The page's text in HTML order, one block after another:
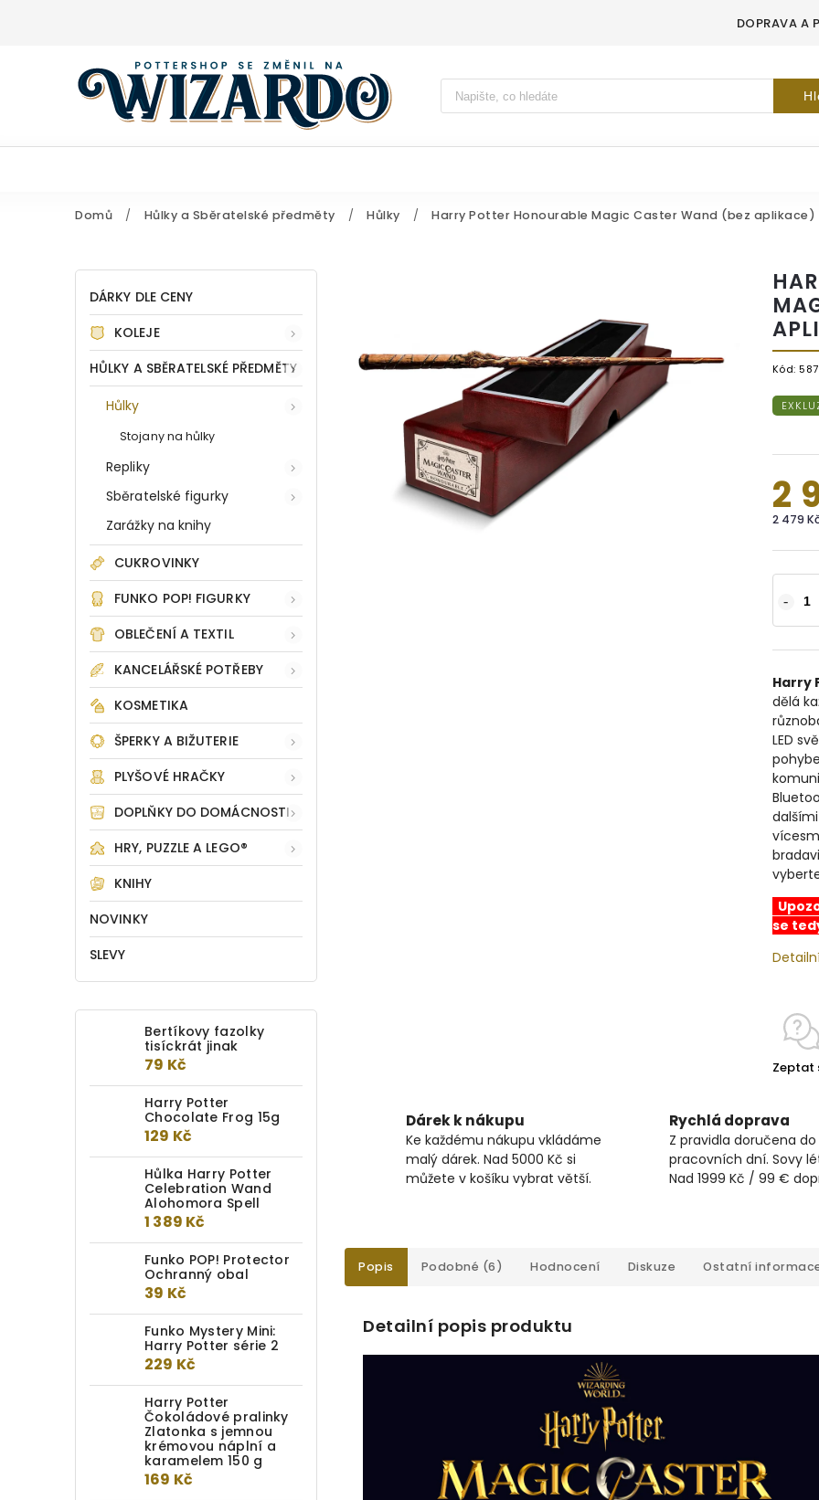
DOPRAVA A
Vyhledávání
Domů / Hůlky a Sběratelské předměty / Hůlky / Harry Potter Honourable Magic Caster Wand (bez aplikace)
DÁRKY DLE CENY
KOLEJE
HŮLKY A SBĚRATELSKÉ PŘEDMĚTY
Hůlky
Stojany na hůlky
Repliky
Sběratelské figurky
Zarážky na knihy
CUKROVINKY
FUNKO POP! FIGURKY
OBLEČENÍ A TEXTIL
KANCELÁŘSKÉ POTŘEBY
KOSMETIKA
ŠPERKY A BIŽUTERIE
PLYŠOVÉ HRAČKY
DOPLŇKY DO DOMÁCNOSTI
HRY, PUZZLE A LEGO®
KNIHY
NOVINKY
SLEVY
Bertíkovy fazolky
tisíckrát jinak
79 Kč
Harry Potter
Chocolate Frog 15g
129 Kč
Hůlka Harry Potter
Celebration Wand
Alohomora Spell
1 389 Kč
Funko POP! Protector
Ochranný obal
39 Kč
Funko Mystery Mini:
Harry Potter série 2
229 Kč
Harry Potter
Čokoládové pralinky
Zlatonka s jemnou
krémovou náplní a
karamelem 150 g
169 Kč
Kód:
2
2 479
Harry
dělá
LED
se
Zeptat
Dárek k nákupu
Ke každému nákupu vkládáme
malý dárek. Nad 5000 Kč si
můžete v košíku vybrat větší.
Rychlá doprava
Z pravidla doručena
pracovních dní. Sovy
Nad 1999 Kč / 99 €
Popis Podobné (6) Hodnocení Diskuze Ostatní
Detailní popis produktu